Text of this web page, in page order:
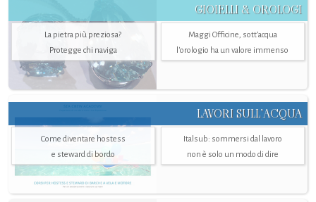
GIOIELLI & OROLOGI
La pietra più preziosa?
Protegge chi naviga
Maggi Officine, sott’acqua
l'orologio ha un valore immenso
LAVORI SULL’ACQUA
Come diventare hostess
e steward di bordo
Italsub: sommersi dal lavoro
non è solo un modo di dire